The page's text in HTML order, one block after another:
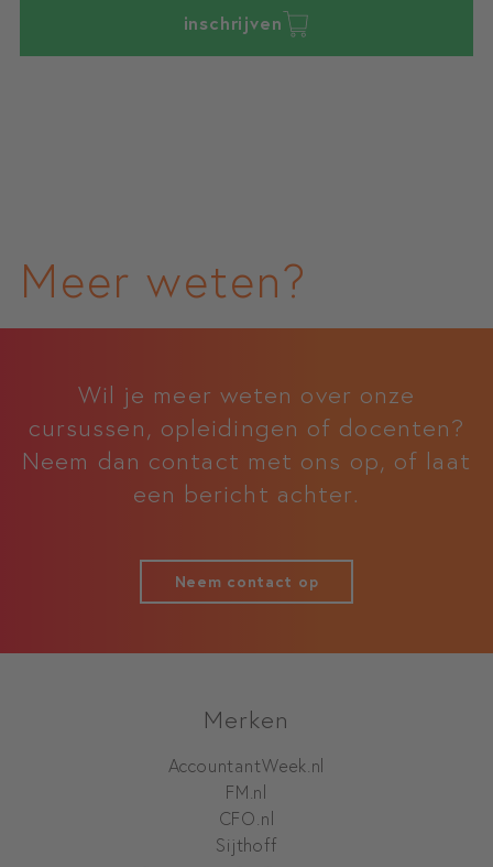
inschrijven
Meer weten?
Wil je meer weten over onze
cursussen, opleidingen of docenten?
Neem dan contact met ons op, of laat
een bericht achter.
Neem contact op
Merken
AccountantWeek.nl
FM.nl
CFO.nl
Sijthoff